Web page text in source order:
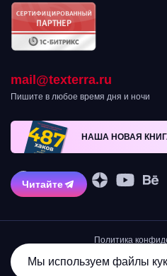
Читайте
Мы используем файлы
mail@texterra.ru
Пишите в любое время дня и ночи
НАША НОВАЯ
Политика
2007-2026 © Интернет-
ИНН 5034039968/КПП